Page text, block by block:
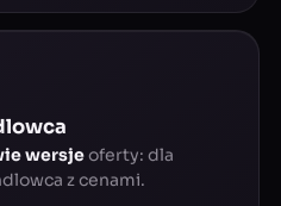
wersjeoferty: dla
z cenami.